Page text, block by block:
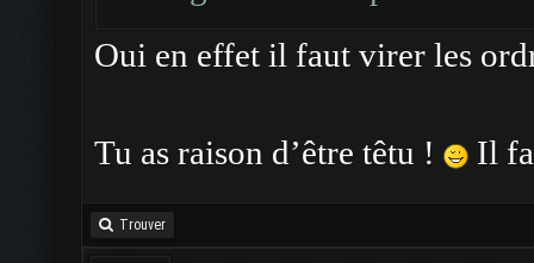
Oui en effet il faut virer les
Tu as raison d’être têtu ! Il
Trouver